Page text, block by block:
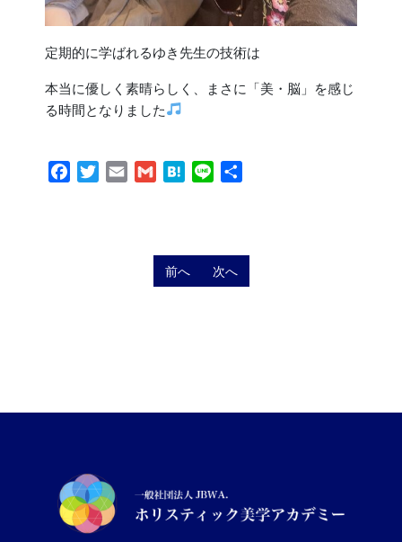
定期的に学ばれるゆき先生の技術は
本当に優しく素晴らしく、まさに「美・脳」を感じ
る時間となりました
FacebookTwitterEmail Gmail HatenaLine
前へ 次へ